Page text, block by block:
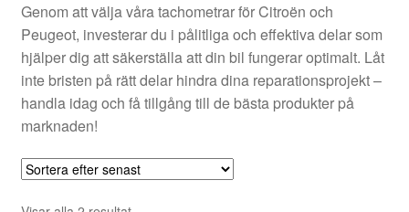
Villkor
Genom att välja våra tachometrar för Citroën och
Peugeot, investerar du i pålitliga och effektiva delar som
hjälper dig att säkerställa att din bil fungerar optimalt. Låt
inte bristen på rätt delar hindra dina reparationsprojekt –
handla idag och få tillgång till de bästa produkter på
marknaden!